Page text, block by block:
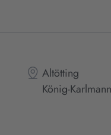
Altötting
König-